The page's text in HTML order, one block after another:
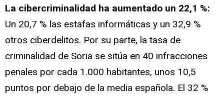
La cibercriminalidad ha aumentado un 22,1 %:
Un 20,7 % las estafas informáticas y un 32,9 %
otros ciberdelitos. Por su parte, la tasa de
criminalidad de Soria se sitúa en 40 infracciones
penales por cada 1.000 habitantes, unos 10,5
puntos por debajo de la media española. El 32 %